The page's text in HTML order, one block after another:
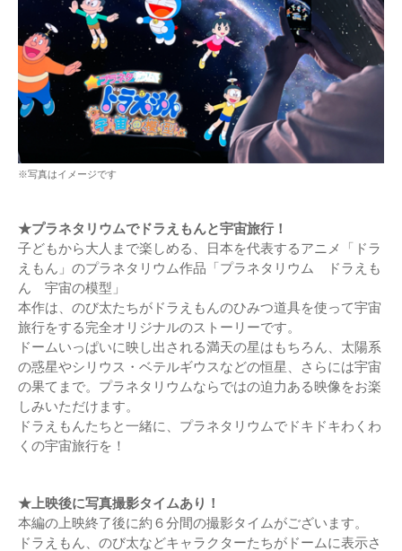
※写真はイメージです
★プラネタリウムでドラえもんと宇宙旅行！
子どもから大人まで楽しめる、日本を代表するアニメ「ドラ
えもん」のプラネタリウム作品「プラネタリウム ドラえも
ん 宇宙の模型」
本作は、のび太たちがドラえもんのひみつ道具を使って宇宙
旅行をする完全オリジナルのストーリーです。
ドームいっぱいに映し出される満天の星はもちろん、太陽系
の惑星やシリウス・ベテルギウスなどの恒星、さらには宇宙
の果てまで。プラネタリウムならではの迫力ある映像をお楽
しみいただけます。
ドラえもんたちと一緒に、プラネタリウムでドキドキわくわ
くの宇宙旅行を！
★上映後に写真撮影タイムあり！
本編の上映終了後に約６分間の撮影タイムがございます。
ドラえもん、のび太などキャラクターたちがドームに表示さ